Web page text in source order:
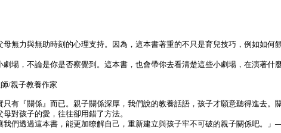
母無力與無助時刻的心理支持。因為，這本書著重的不只是育兒技巧，例如如
場，不論是你是否察覺到。這本書，也會帶你去看清楚這些小劇場，在演著
/親子教養作家
只有『關係』而已。親子關係深厚，我們說的教養話語，孩子才願意聽得進去
對孩子的愛，往往卻用錯了方法。
們透過這本書，能更加瞭解自己，重新建立與孩子牢不可破的親子關係吧。」